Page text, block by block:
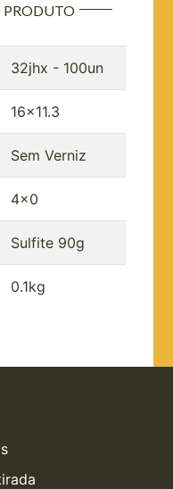
PRODUTO
32jhx - 100un
16x11.3
Sem Verniz
4x0
Sulfite 90g
0.1kg